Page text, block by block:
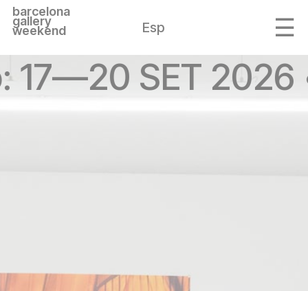
barcelona
gallery
weekend Esp
17—20 SET 2026